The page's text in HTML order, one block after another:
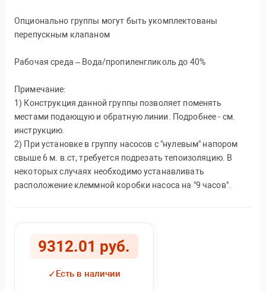
Опционально группы могут быть укомплектованы
перепускным клапаном
Рабочая среда – Вода/пропиленгликоль до 40%
Примечание:
1) Конструкция данной группы позволяет поменять
местами подающую и обратную линии. Подробнее - см.
инструкцию.
2) При установке в группу насосов с "нулевым" напором
свыше 6 м. в.ст, требуется подрезать тепоизоляцию. В
некоторых случаях необходимо устанавливать
расположение клеммной коробки насоса на "9 часов".
9312.01 руб.
✓Есть в наличии